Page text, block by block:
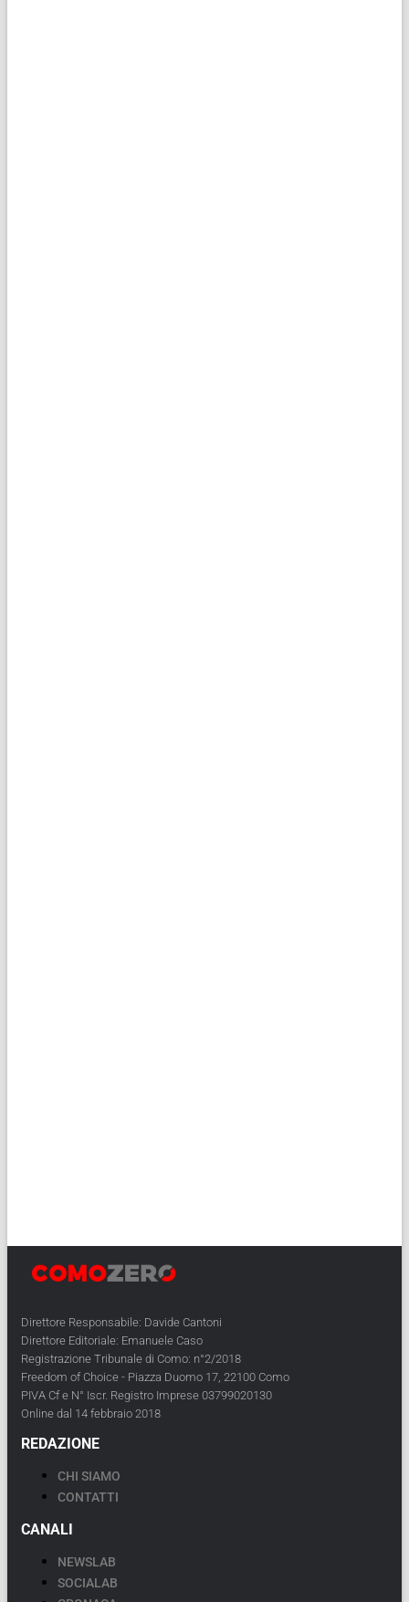
Direttore Responsabile: Davide Cantoni
Direttore Editoriale: Emanuele Caso
Registrazione Tribunale di Como: n°2/2018
Freedom of Choice - Piazza Duomo 17, 22100 Como
PIVA Cf e N° Iscr. Registro Imprese 03799020130
Online dal 14 febbraio 2018
REDAZIONE
CHI SIAMO
CONTATTI
CANALI
NEWSLAB
SOCIALAB